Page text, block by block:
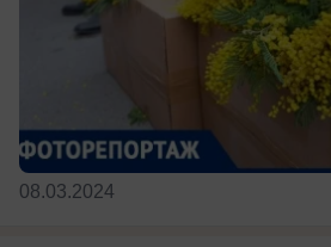
08.03.2024